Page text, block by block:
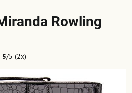
Rowling
5/5 (2x)